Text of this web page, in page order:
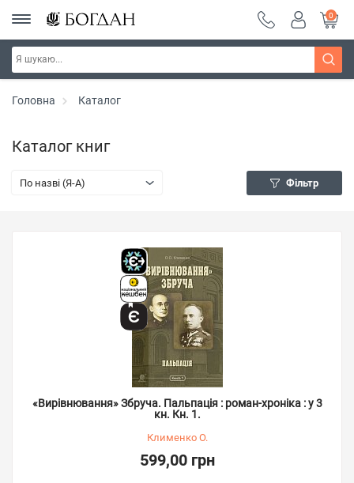
0
Головна Каталог
Каталог книг
По назві (Я-А) Фільтр
«Вирівнювання» Збруча. Пальпація : роман-хроніка : у 3
кн. Кн. 1.
Клименко О.
599,00 грн